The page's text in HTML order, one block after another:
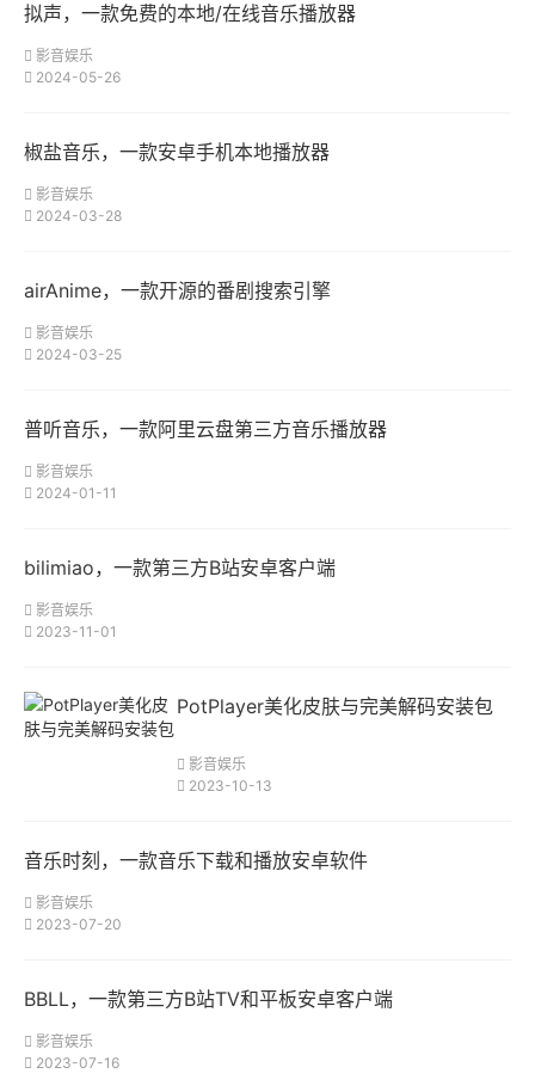
拟声，一款免费的本地/在线音乐播放器
影音娱乐
2024-05-26
椒盐音乐，一款安卓手机本地播放器
影音娱乐
2024-03-28
airAnime，一款开源的番剧搜索引擎
影音娱乐
2024-03-25
普听音乐，一款阿里云盘第三方音乐播放器
影音娱乐
2024-01-11
bilimiao，一款第三方B站安卓客户端
影音娱乐
2023-11-01
PotPlayer美化皮肤与完美解码安装包
影音娱乐
2023-10-13
音乐时刻，一款音乐下载和播放安卓软件
影音娱乐
2023-07-20
BBLL，一款第三方B站TV和平板安卓客户端
影音娱乐
2023-07-16